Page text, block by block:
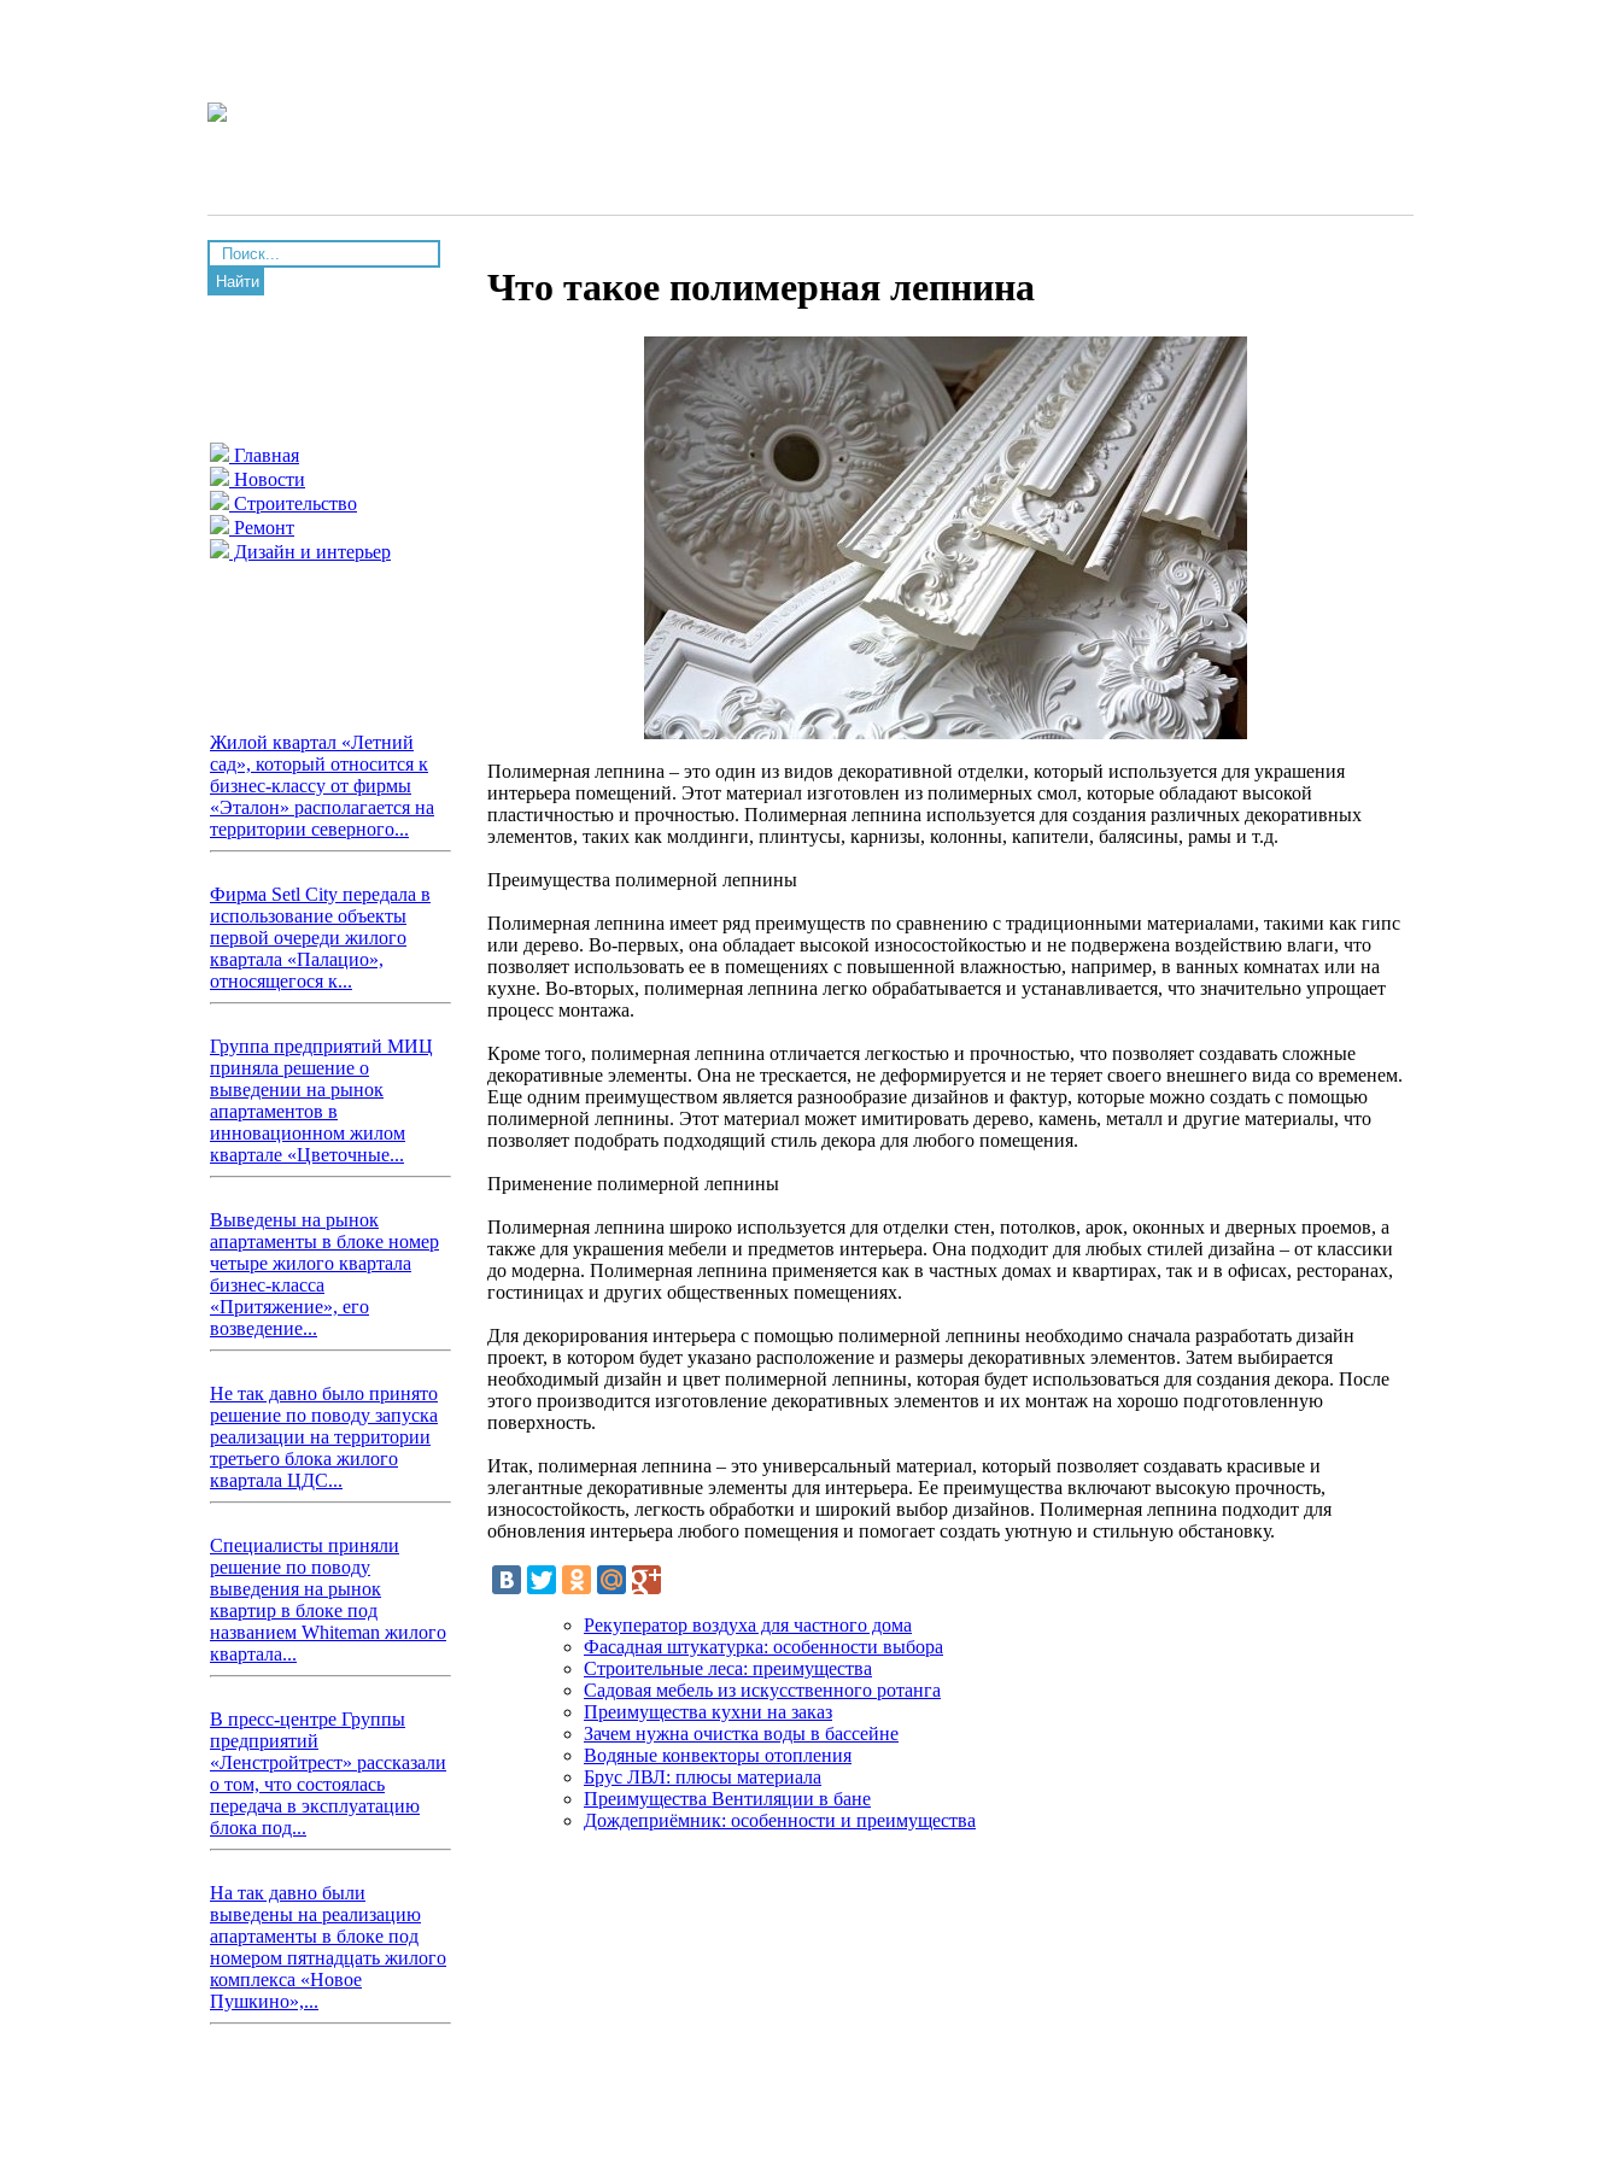
Найти
Главная
Новости
Строительство
Ремонт
Дизайн и интерьер
Жилой квартал «Летний
сад», который относится к
бизнес-классу от фирмы
«Эталон» располагается на
территории северного...
Фирма Setl City передала в
использование объекты
первой очереди жилого
квартала «Палацио»,
относящегося к...
Группа предприятий МИЦ
приняла решение о
выведении на рынок
апартаментов в
инновационном жилом
квартале «Цветочные...
Выведены на рынок
апартаменты в блоке номер
четыре жилого квартала
бизнес-класса
«Притяжение», его
возведение...
Не так давно было принято
решение по поводу запуска
реализации на территории
третьего блока жилого
квартала ЦДС...
Специалисты приняли
решение по поводу
выведения на рынок
квартир в блоке под
названием Whiteman жилого
квартала...
В пресс-центре Группы
предприятий
«Ленстройтрест» рассказали
о том, что состоялась
передача в эксплуатацию
блока под...
На так давно были
выведены на реализацию
апартаменты в блоке под
номером пятнадцать жилого
комплекса «Новое
Пушкино»,...
Что такое полимерная лепнина
Полимерная лепнина – это один из видов декоративной отделки, который используется для украшения
интерьера помещений. Этот материал изготовлен из полимерных смол, которые обладают высокой
пластичностью и прочностью. Полимерная лепнина используется для создания различных декоративных
элементов, таких как молдинги, плинтусы, карнизы, колонны, капители, балясины, рамы и т.д.
Преимущества полимерной лепнины
Полимерная лепнина имеет ряд преимуществ по сравнению с традиционными материалами, такими как гипс
или дерево. Во-первых, она обладает высокой износостойкостью и не подвержена воздействию влаги, что
позволяет использовать ее в помещениях с повышенной влажностью, например, в ванных комнатах или на
кухне. Во-вторых, полимерная лепнина легко обрабатывается и устанавливается, что значительно упрощает
процесс монтажа.
Кроме того, полимерная лепнина отличается легкостью и прочностью, что позволяет создавать сложные
декоративные элементы. Она не трескается, не деформируется и не теряет своего внешнего вида со временем.
Еще одним преимуществом является разнообразие дизайнов и фактур, которые можно создать с помощью
полимерной лепнины. Этот материал может имитировать дерево, камень, металл и другие материалы, что
позволяет подобрать подходящий стиль декора для любого помещения.
Применение полимерной лепнины
Полимерная лепнина широко используется для отделки стен, потолков, арок, оконных и дверных проемов, а
также для украшения мебели и предметов интерьера. Она подходит для любых стилей дизайна – от классики
до модерна. Полимерная лепнина применяется как в частных домах и квартирах, так и в офисах, ресторанах,
гостиницах и других общественных помещениях.
Для декорирования интерьера с помощью полимерной лепнины необходимо сначала разработать дизайн
проект, в котором будет указано расположение и размеры декоративных элементов. Затем выбирается
необходимый дизайн и цвет полимерной лепнины, которая будет использоваться для создания декора. После
этого производится изготовление декоративных элементов и их монтаж на хорошо подготовленную
поверхность.
Итак, полимерная лепнина – это универсальный материал, который позволяет создавать красивые и
элегантные декоративные элементы для интерьера. Ее преимущества включают высокую прочность,
износостойкость, легкость обработки и широкий выбор дизайнов. Полимерная лепнина подходит для
обновления интерьера любого помещения и помогает создать уютную и стильную обстановку.
Рекуператор воздуха для частного дома
Фасадная штукатурка: особенности выбора
Строительные леса: преимущества
Садовая мебель из искусственного ротанга
Преимущества кухни на заказ
Зачем нужна очистка воды в бассейне
Водяные конвекторы отопления
Брус ЛВЛ: плюсы материала
Преимущества Вентиляции в бане
Дождеприёмник: особенности и преимущества